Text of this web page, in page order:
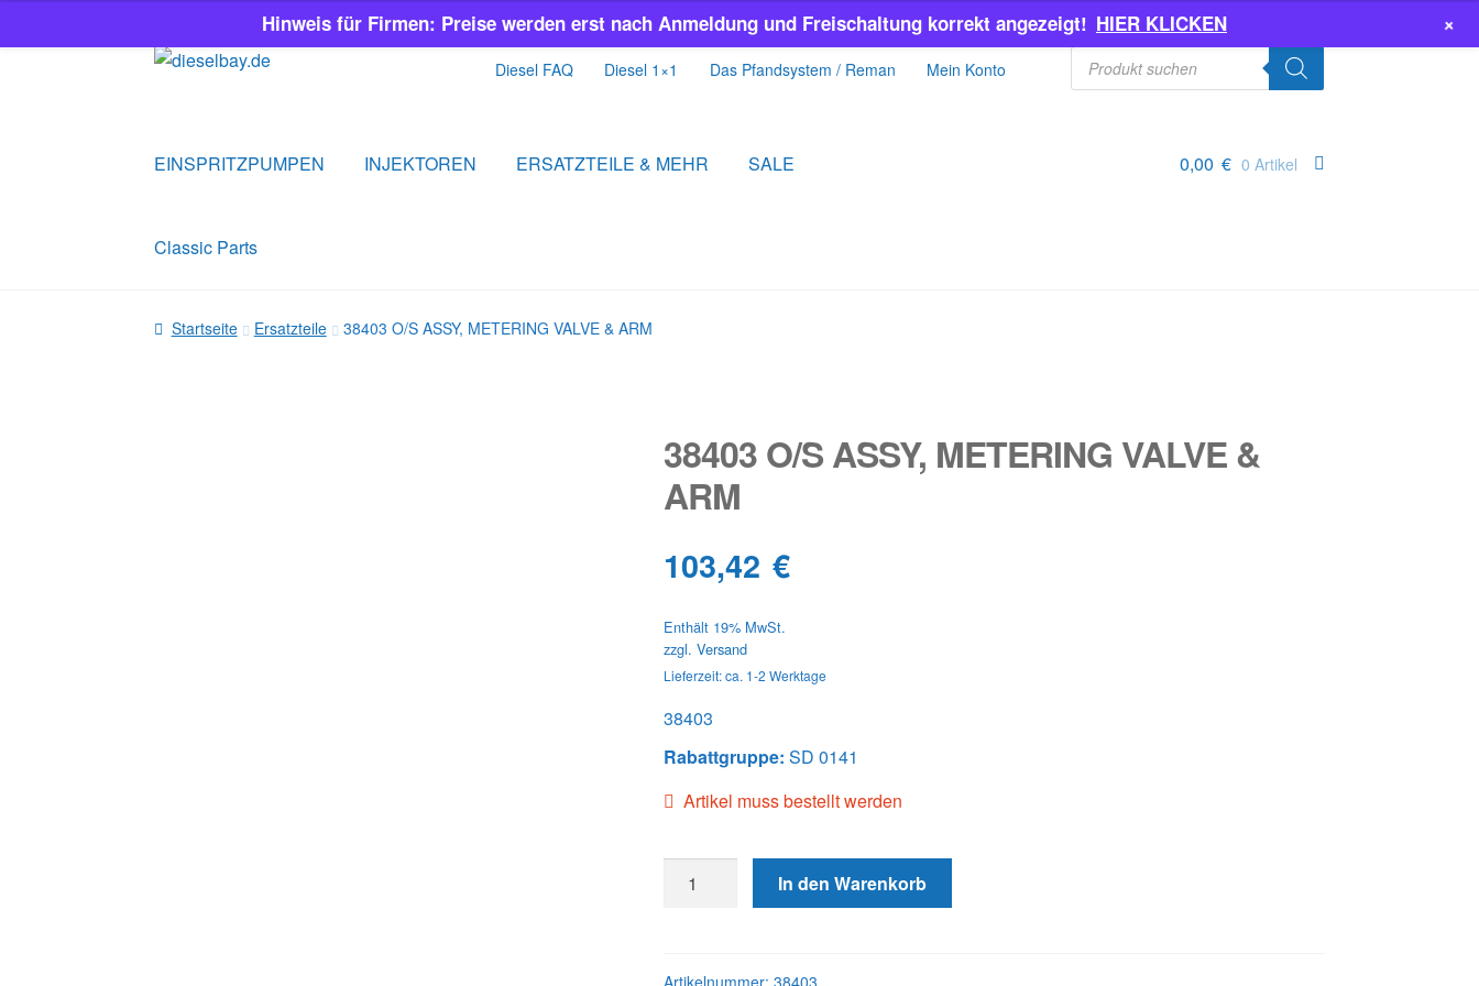
Zur
Zum
Diesel FAQ Diesel 1×1 Das Pfandsystem / Reman Mein Konto
Products
search
EINSPRITZPUMPEN INJEKTOREN ERSATZTEILE & MEHR SALE
Classic Parts
0,00 € 0 Artikel
Startseite Ersatzteile 38403 O/S ASSY, METERING VALVE & ARM
38403 O/S ASSY, METERING VALVE &
ARM
103,42 €
Enthält 19% MwSt.
zzgl. Versand
Lieferzeit: ca. 1-2 Werktage
38403
Rabattgruppe: SD 0141
Artikel muss bestellt werden
VALVE
In den Warenkorb
Hinweis für Firmen: Preise werden erst nach Anmeldung und Freischaltung korrekt angezeigt! HIER KLICKEN +